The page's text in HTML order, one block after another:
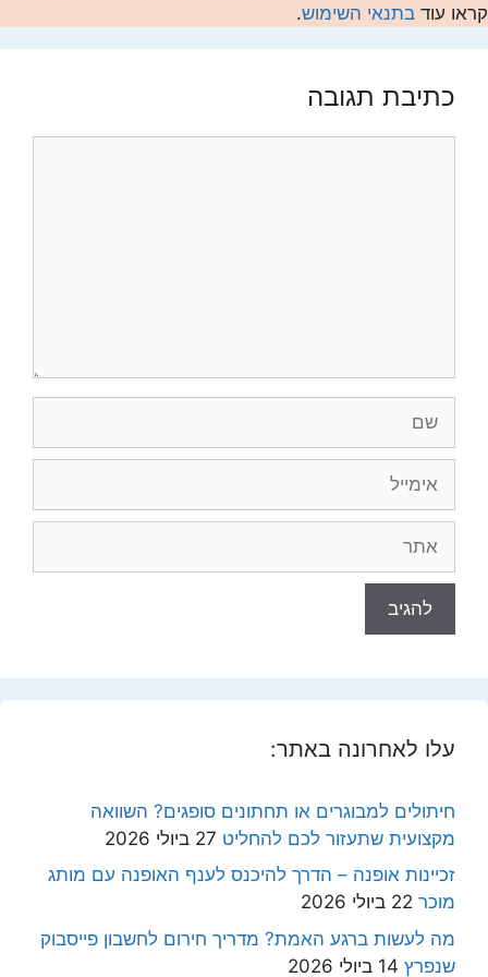
קראו עוד בתנאי השימוש.
כתיבת תגובה
עלו לאחרונה באתר:
חיתולים למבוגרים או תחתונים סופגים? השוואה
מקצועית שתעזור לכם להחליט 27 ביולי 2026
זכיינות אופנה – הדרך להיכנס לענף האופנה עם מותג
מוכר 22 ביולי 2026
מה לעשות ברגע האמת? מדריך חירום לחשבון פייסבוק
שנפרץ 14 ביולי 2026